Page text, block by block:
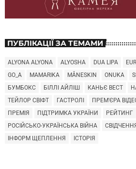
ПУБЛІКАЦІЇ ЗА ТЕМАМИ
ALYONA ALYONA ALYOSHA DUA LIPA
GO_A
MAMARIKA MÅNESKIN ONUKA
БУМБОКС
БІЛЛІ АЙЛІШ КАНЬЄ ВЕСТ
ТЕЙЛОР СВІФТ
ГАСТРОЛІ ПРЕМ'ЄРА
ПРЕМІЯ
ПІДТРИМКА УКРАЇНИ
РЕЙТИНГ
РОСІЙСЬКО-УКРАЇНСЬКА ВІЙНА
ІНФОРМ ЩЕПЛЕННЯ
ІСТОРІЯ